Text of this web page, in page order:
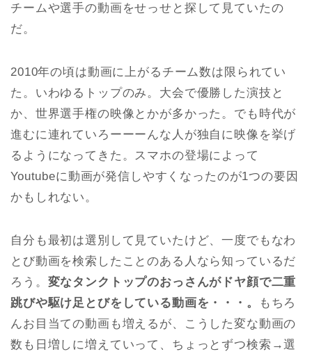
チームや選手の動画をせっせと探して見ていたの
だ。
2010年の頃は動画に上がるチーム数は限られてい
た。いわゆるトップのみ。大会で優勝した演技と
か、世界選手権の映像とかが多かった。でも時代が
進むに連れていろーーーんな人が独自に映像を挙げ
るようになってきた。スマホの登場によって
Youtubeに動画が発信しやすくなったのが1つの要因
かもしれない。
自分も最初は選別して見ていたけど、一度でもなわ
とび動画を検索したことのある人なら知っているだ
ろう。 変なタンクトップのおっさんがドヤ顔で二重
跳びや駆け足とびをしている動画を・・・。
もちろ
んお目当ての動画も増えるが、こうした変な動画の
数も日増しに増えていって、ちょっとずつ検索→選